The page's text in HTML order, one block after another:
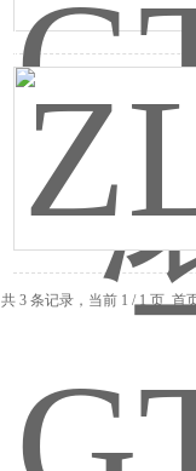
共 3 条记录，当前 1 / 1 页